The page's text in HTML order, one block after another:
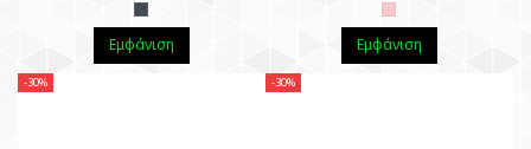
Εμφάνιση Εμφάνιση
-30% -30%